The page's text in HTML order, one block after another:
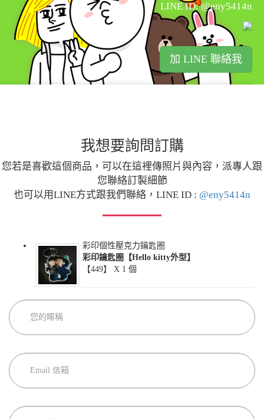
LINE ID: @eny5414n
加 LINE 聯絡我
我想要詢問訂購
您若是喜歡這個商品，可以在這裡傳照片與內容，派專人跟
您聯絡訂製細節
也可以用LINE方式跟我們聯絡，LINE ID : @eny5414n
彩印個性壓克力鑰匙圈
彩印鑰匙圈【Hello kitty外型】
【449】 X 1 個